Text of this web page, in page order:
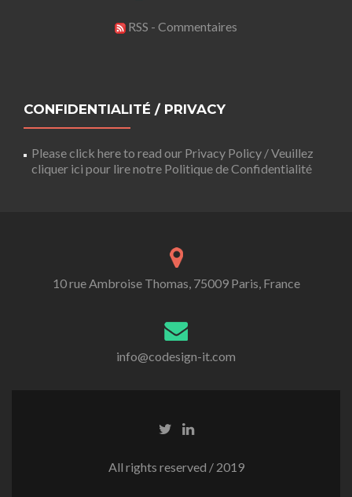
RSS - Commentaires
CONFIDENTIALITÉ / PRIVACY
Please click here to read our Privacy Policy / Veuillez
cliquer ici pour lire notre Politique de Confidentialité
10 rue Ambroise Thomas, 75009 Paris, France
info@codesign-it.com
All rights reserved / 2019